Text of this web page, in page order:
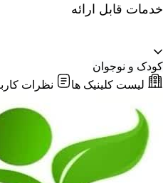
خدمات قابل ارائه
کودک و نوجوان
لیست کلینیک ها
نظرات